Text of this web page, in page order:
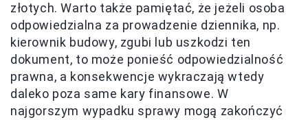
złotych. Warto także pamiętać, że jeżeli osoba
odpowiedzialna za prowadzenie dziennika, np.
kierownik budowy, zgubi lub uszkodzi ten
dokument, to może ponieść odpowiedzialność
prawna, a konsekwencje wykraczają wtedy
daleko poza same kary finansowe. W
najgorszym wypadku sprawy mogą zakończyć